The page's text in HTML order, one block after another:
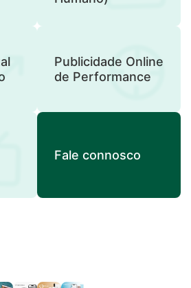
Publicidade Online
de Performance
Fale connosco